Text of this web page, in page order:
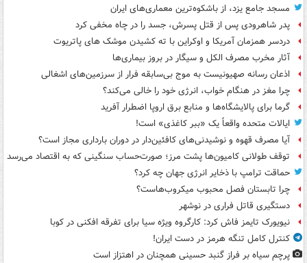
مسجد جامع یزد، از باشکوه‌ترین معماری‌های ایران
پدر شاهرودی پس از قتل پسرش، جسد را در چاه مخفی کرد
دردسر همزمان آمریکا و اوکراین با ته کشیدن موشک های پاتریوت
آثار مخرب مصرف الکل و سیگار در بروز بیماری‌ها
اذعان رسانه صهیونیست به موج بی‌سابقه فرار از سرزمین‌های اشغالی
چرا مغز در هنگام خواب، انرژی خود را خالی می‌کند؟
گرما برای پالایشگاه‌ها و منابع برق اروپا اضطرار آفرید
ایالات متحده واقعاً یک «ببر کاغذی» است!
آیا مصرف قهوه و نوشیدنی‌های کافئین‌دار در دوران بارداری مجاز است؟
توقف طولانی کامیون‌ها پشت مرز؛ صورت‌حساب سنگینی که به اقتصاد می‌رسد
حماقت ترامپ با ذخایر انرژی جهان چه کرد؟
چرا تابستان فصل محبوب میکروب‌هاست؟
دستگیری قاتل فراری در نوشهر
نیویورک تایمز فاش کرد: کارگروه ویژه سیا برای تفرقه افکنی در کوبا
کنترل کامل تنگه هرمز در دست ایران!
پرچم سیاه بر فراز گنبد حسینی همچنان در اهتزاز است